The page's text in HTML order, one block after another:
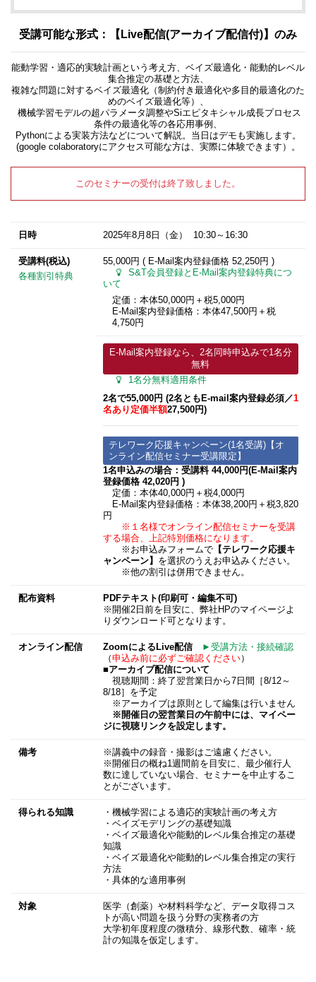
受講可能な形式：【Live配信(アーカイブ配信付)】のみ
能動学習・適応的実験計画という考え方、ベイズ最適化・能動的レベル
集合推定の基礎と方法、
複雑な問題に対するベイズ最適化（制約付き最適化や多目的最適化のた
めのベイズ最適化等）、
機械学習モデルの超パラメータ調整やSiエピタキシャル成長プロセス
条件の最適化等の各応用事例、
Pythonによる実装方法などについて解説。当日はデモも実施します。
(google colaboratoryにアクセス可能な方は、実際に体験できます）。
このセミナーの受付は終了致しました。
日時 2025年8月8日 （金） 10:30～16:30
受講料(税込)
各種割引特典
55,000円 ( E-Mail案内登録価格 52,250円 )
S&T会員登録とE-Mail案内登録特典につ
いて
定価：本体50,000円＋税5,000円
E-Mail案内登録価格：本体47,500円＋税
4,750円
E-Mail案内登録なら、2名同時申込みで1名分
無料
1名分無料適用条件
2名で55,000円 (2名ともE-mail案内登録必須​／1
名あり定価半額27,500円)
テレワーク応援キャンペーン(1名受講)【オ
ンライン配信セミナー受講限定】
1名申込みの場合：受講料 44,000円(E-Mail案内
登録価格 42,020円 )
定価：本体40,000円＋税4,000円
E-Mail案内登録価格：本体38,200円＋税3,820
円
※１名様でオンライン配信セミナーを受講
する場合、上記特別価格になります。
※お申込みフォームで【テレワーク応援キ
ャンペーン】
を選択のうえお申込みください。
※他の割引は併用できません。
配布資料
PDFテキスト(印刷可・編集不可)
※開催2日前を目安に、弊社HPのマイページよ
りダウンロード可となります。
オンライン配信 ZoomによるLive配信
►受講方法・接続確認
（申込み前に必ずご確認ください）
■アーカイブ配信について
視聴期間：終了翌営業日から7日間［8/12～
8/18］を予定
※アーカイブは原則として編集は行いません
※開催日の翌営業日の午前中には、マイペー
ジに視聴リンクを設定します。
備考
※講義中の録音・撮影はご遠慮ください。
※開催日の概ね1週間前を目安に、最少催行人
数に達していない場合、セミナーを中止するこ
とがございます。
得られる知識
・機械学習による適応的実験計画の考え方
・ベイズモデリングの基礎知識
・ベイズ最適化や能動的レベル集合推定の基礎
知識
・ベイズ最適化や能動的レベル集合推定の実行
方法
・具体的な適用事例
対象
医学（創薬）や材料科学など、データ取得コス
トが高い問題を扱う分野の実務者の方
大学初年度程度の微積分、線形代数、確率・統
計の知識を仮定します。